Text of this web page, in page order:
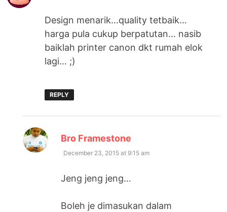
Design menarik…quality tetbaik…
harga pula cukup berpatutan… nasib
baiklah printer canon dkt rumah elok
lagi… ;)
REPLY
Bro Framestone
December 23, 2015 at 9:15 am
Jeng jeng jeng…
Boleh je dimasukan dalam